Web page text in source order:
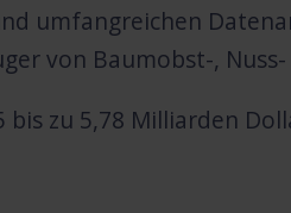
umfangreichen
von Baumobst-,
bis zu 5,78 Milliarden